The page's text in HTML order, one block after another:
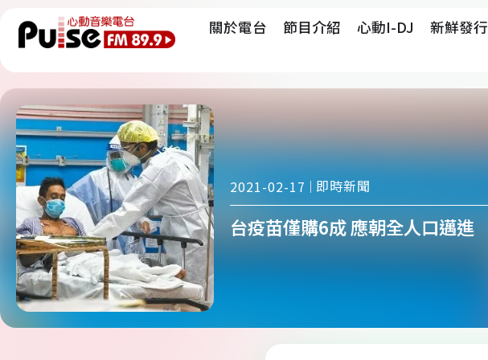
關於電台 節目介紹 心動i-DJ 新鮮發行
2021-02-17 即時新聞
台疫苗僅購6成 應朝全人口邁進